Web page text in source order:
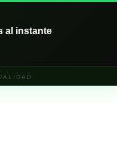
al instante